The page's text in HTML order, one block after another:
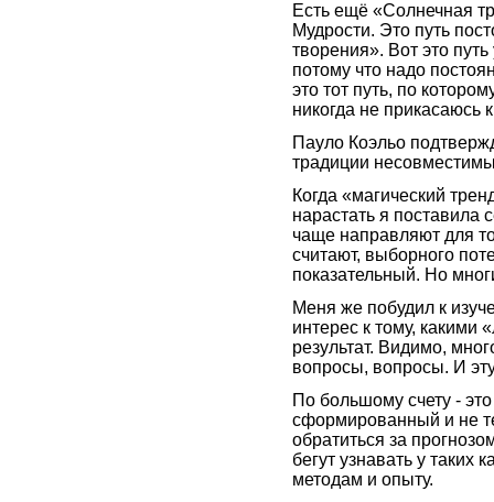
Есть ещё «Солнечная
Мудрости. Это путь
творения». Вот это
потому что надо
это тот путь, по
никогда не прикасаюсь
Пауло Коэльо
традиции
Когда «магический
нарастать я поставила
чаще направляют для
считают, выборного
показательный. Но
Меня же побудил к
интерес к тому, какими
результат. Видимо,
вопросы, вопросы. И
По большому счету -
сформированный и не
обратиться за
бегут узнавать у таких
методам и опыту.